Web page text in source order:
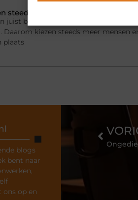
steeds gewoner wordt
juist bij vlees wilt u zeker weten dat
kiezen steeds meer mensen
plaats
blogs
bent naar
op en